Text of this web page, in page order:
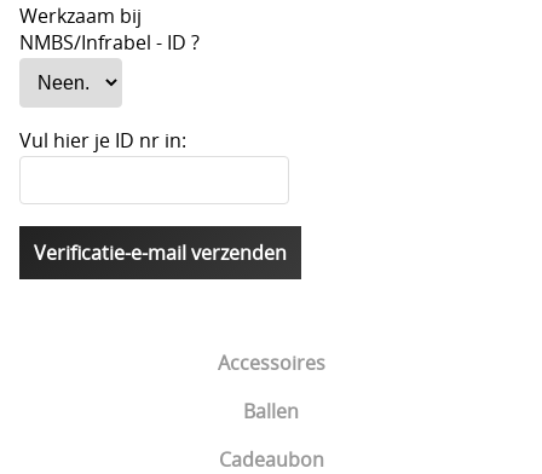
Accessoires
Ballen
Cadeaubon
Werkzaam bij
NMBS/Infrabel - ID ?
Vul hier je ID nr in: